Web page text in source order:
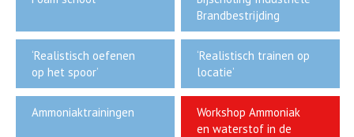
Brandbestrijding
‘Realistisch oefenen
op het spoor’
‘Realistisch trainen op
locatie’
Ammoniaktrainingen
Workshop Ammoniak
en waterstof in de